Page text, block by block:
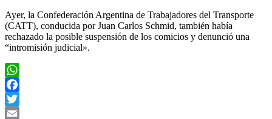
Ayer, la Confederación Argentina de Trabajadores del Transporte
(CATT), conducida por Juan Carlos Schmid, también había
rechazado la posible suspensión de los comicios y denunció una
“intromisión judicial».
WhatsApp
Facebook
Twitter